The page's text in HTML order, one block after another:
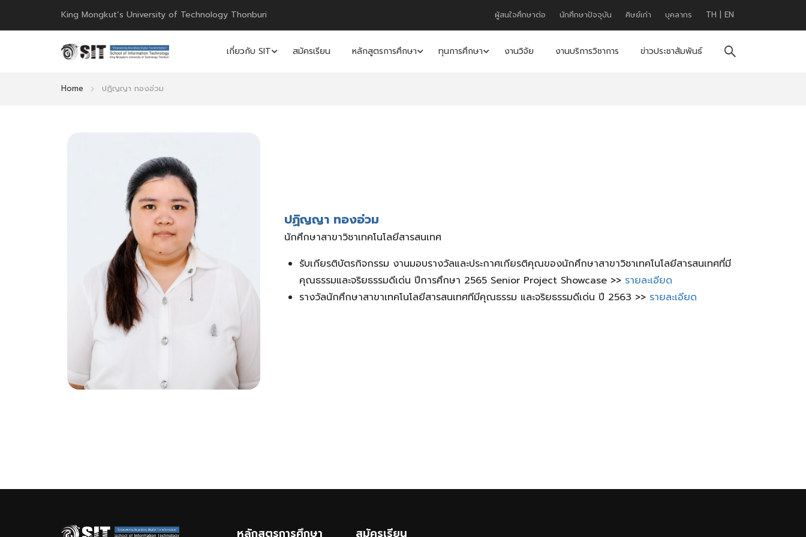
King Mongkut’s University of Technology Thonburi ผู้สนใจศึกษาต่อ นักศึกษาปัจจุบัน ศิษย์เก่า บุคลากร TH | EN
เกี่ยวกับ SIT สมัครเรียน หลักสูตรการศึกษา ทุนการศึกษา งานวิจัย งานบริการวิชาการ ข่าวประชาสัมพันธ์
Home ปฏิญญา ทองอ่วม
ปฏิญญา ทองอ่วม
นักศึกษาสาขาวิชาเทคโนโลยีสารสนเทศ
รับเกียรติบัตรกิจกรรม งานมอบรางวัลและประกาศเกียรติคุณของนักศึกษาสาขาวิชาเทคโนโลยีสารสนเทศที่มี
คุณธรรมและจริยธรรมดีเด่น ปีการศึกษา 2565 Senior Project Showcase >> รายละเอียด
รางวัลนักศึกษาสาขาเทคโนโลยีสารสนเทศทีมีคุณธรรม และจริยธรรมดีเด่น ปี 2563 >> รายละเอียด
หลักสูตรการศึกษา สมัครเรียน